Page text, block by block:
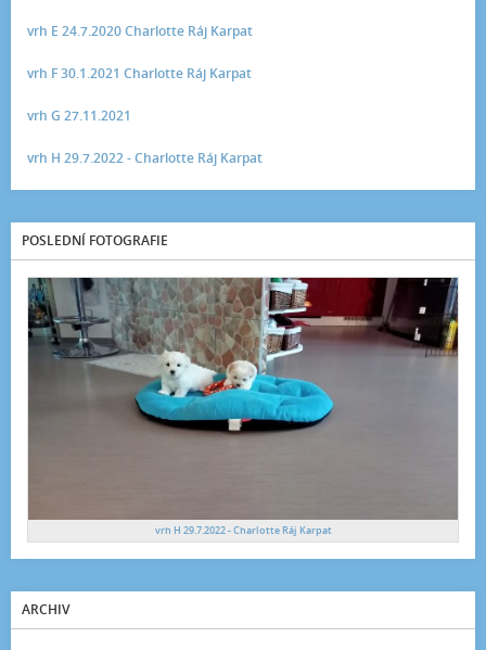
vrh E 24.7.2020 Charlotte Ráj Karpat
vrh F 30.1.2021 Charlotte Ráj Karpat
vrh G 27.11.2021
vrh H 29.7.2022 - Charlotte Ráj Karpat
POSLEDNÍ FOTOGRAFIE
vrh H 29.7.2022 - Charlotte Ráj Karpat
ARCHIV